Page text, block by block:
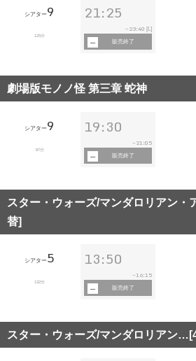
シアター9
125分
21:25
~ 23:40 [L]
販売終了
劇場版モノノ怪 第三章 蛇神
シアター9
87分
19:30
~ 21:05
販売終了
スター・ウォーズ/マンダロリアン・
替]
シアター5
132分
13:50
~16:15
販売終了
スター・ウォーズ/マンダロリアン